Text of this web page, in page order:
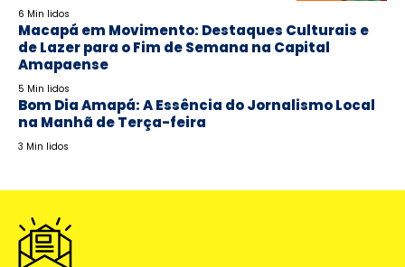
6 Min lidos
Macapá em Movimento: Destaques Culturais e
de Lazer para o Fim de Semana na Capital
Amapaense
5 Min lidos
Bom Dia Amapá: A Essência do Jornalismo Local
na Manhã de Terça-feira
3 Min lidos